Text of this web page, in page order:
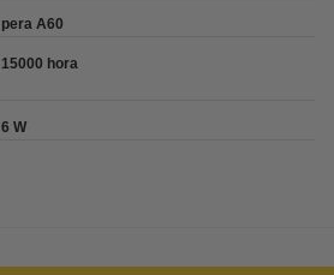
pera A60
15000 hora
6 W